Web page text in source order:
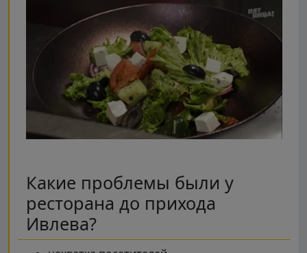
Какие проблемы были у
ресторана до прихода
Ивлева?